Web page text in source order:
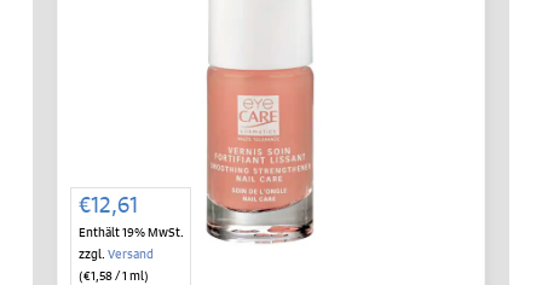
€12,61
Enthält 19% MwSt.
zzgl. Versand
(€1,58/ 1 ml)